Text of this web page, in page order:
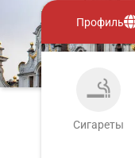
Профиль
Сигареты